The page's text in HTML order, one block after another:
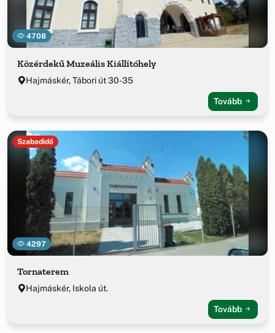
4708
Közérdekű Muzeális Kiállítóhely
Hajmáskér, Tábori út 30-35
Tovább
4297
Szabadidő
Tornaterem
Hajmáskér, Iskola út.
Tovább